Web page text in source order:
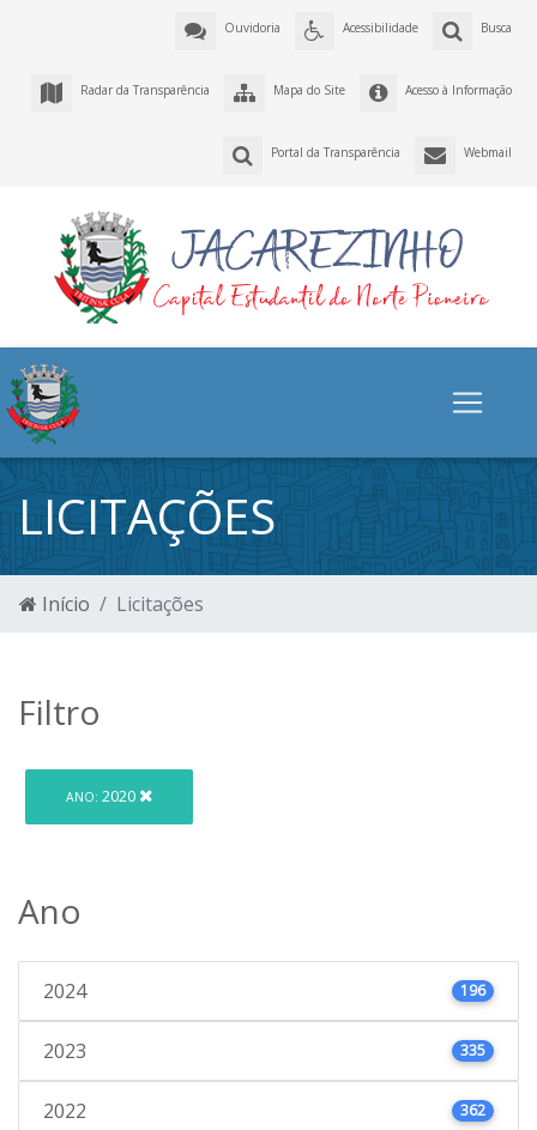
Busca
Acessibilidade
Ouvidoria
Acesso à Informação
Mapa do Site
Radar da Transparência
Webmail
Portal da Transparência
LICITAÇÕES
Início Licitações
Filtro
ANO: 2020
Ano
2024 196
2023 335
2022 362